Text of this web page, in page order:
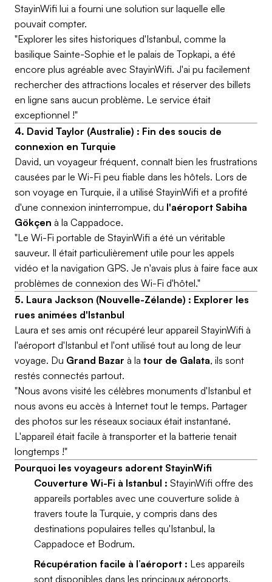
StayinWifi lui a fourni une solution sur laquelle elle
pouvait compter.
"Explorer les sites historiques d'Istanbul, comme la
basilique Sainte-Sophie et le palais de Topkapi, a été
encore plus agréable avec StayinWifi. J'ai pu facilement
rechercher des attractions locales et réserver des billets
en ligne sans aucun problème. Le service était
exceptionnel !"
4. David Taylor (Australie) : Fin des soucis de
connexion en Turquie
David, un voyageur fréquent, connaît bien les frustrations
causées par le Wi-Fi peu fiable dans les hôtels. Lors de
son voyage en Turquie, il a utilisé StayinWifi et a profité
d'une connexion ininterrompue, du l'aéroport Sabiha
Gökçen à la Cappadoce.
"Le Wi-Fi portable de StayinWifi a été un véritable
sauveur. Il était particulièrement utile pour les appels
vidéo et la navigation GPS. Je n'avais plus à faire face aux
problèmes de connexion des Wi-Fi d'hôtel."
5. Laura Jackson (Nouvelle-Zélande) : Explorer les
rues animées d'Istanbul
Laura et ses amis ont récupéré leur appareil StayinWifi à
l'aéroport d'Istanbul et l'ont utilisé tout au long de leur
voyage. Du Grand Bazar à la tour de Galata, ils sont
restés connectés partout.
"Nous avons visité les célèbres monuments d'Istanbul et
nous avons eu accès à Internet tout le temps. Partager
des photos sur les réseaux sociaux était instantané.
L'appareil était facile à transporter et la batterie tenait
longtemps !"
Pourquoi les voyageurs adorent StayinWifi
Couverture Wi-Fi à Istanbul : StayinWifi offre des
appareils portables avec une couverture solide à
travers toute la Turquie, y compris dans des
destinations populaires telles qu'Istanbul, la
Cappadoce et Bodrum.
Récupération facile à l’aéroport : Les appareils
sont disponibles dans les principaux aéroports,